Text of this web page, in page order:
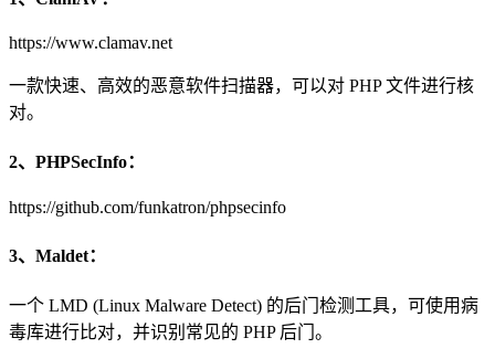
https://www.clamav.net
一款快速、高效的恶意软件扫描器，可以对 PHP 文件进行核
对。
2、PHPSecInfo：
https://github.com/funkatron/phpsecinfo
3、Maldet：
一个 LMD (Linux Malware Detect) 的后门检测工具，可使用病
毒库进行比对，并识别常见的 PHP 后门。